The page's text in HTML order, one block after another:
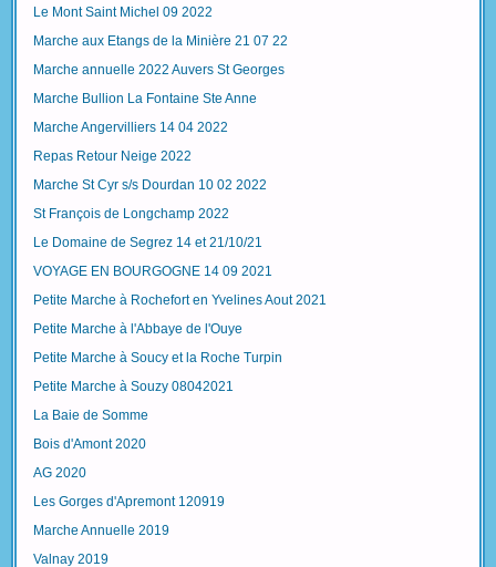
Le Mont Saint Michel 09 2022
Marche aux Etangs de la Minière 21 07 22
Marche annuelle 2022 Auvers St Georges
Marche Bullion La Fontaine Ste Anne
Marche Angervilliers 14 04 2022
Repas Retour Neige 2022
Marche St Cyr s/s Dourdan 10 02 2022
St François de Longchamp 2022
Le Domaine de Segrez 14 et 21/10/21
VOYAGE EN BOURGOGNE 14 09 2021
Petite Marche à Rochefort en Yvelines Aout 2021
Petite Marche à l'Abbaye de l'Ouye
Petite Marche à Soucy et la Roche Turpin
Petite Marche à Souzy 08042021
La Baie de Somme
Bois d'Amont 2020
AG 2020
Les Gorges d'Apremont 120919
Marche Annuelle 2019
Valnay 2019